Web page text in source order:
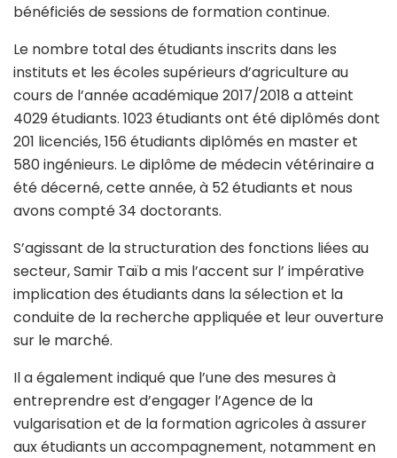
bénéficiés de sessions de formation continue.
Le nombre total des étudiants inscrits dans les
instituts et les écoles supérieurs d’agriculture au
cours de l’année académique 2017/2018 a atteint
4029 étudiants. 1023 étudiants ont été diplômés dont
201 licenciés, 156 étudiants diplômés en master et
580 ingénieurs. Le diplôme de médecin vétérinaire a
été décerné, cette année, à 52 étudiants et nous
avons compté 34 doctorants.
S’agissant de la structuration des fonctions liées au
secteur, Samir Taïb a mis l’accent sur l’ impérative
implication des étudiants dans la sélection et la
conduite de la recherche appliquée et leur ouverture
sur le marché.
Il a également indiqué que l’une des mesures à
entreprendre est d’engager l’Agence de la
vulgarisation et de la formation agricoles à assurer
aux étudiants un accompagnement, notamment en